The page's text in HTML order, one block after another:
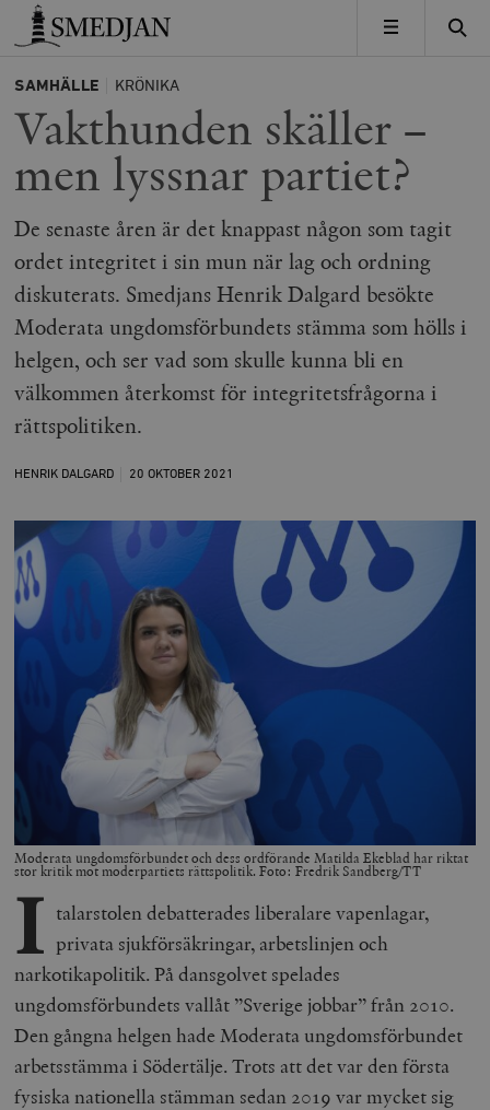
Timbro
MENY
SAMHÄLLE KRÖNIKA
Vakthunden skäller –
men lyssnar partiet?
De senaste åren är det knappast någon som tagit
ordet integritet i sin mun när lag och ordning
diskuterats. Smedjans Henrik Dalgard besökte
Moderata ungdomsförbundets stämma som hölls i
helgen, och ser vad som skulle kunna bli en
välkommen återkomst för integritetsfrågorna i
rättspolitiken.
HENRIK DALGARD 20 OKTOBER 2021
Moderata ungdomsförbundet och dess ordförande Matilda Ekeblad har riktat
stor kritik mot moderpartiets rättspolitik. Foto: Fredrik Sandberg/TT
I talarstolen debatterades liberalare vapenlagar,
privata sjukförsäkringar, arbetslinjen och
narkotikapolitik. På dansgolvet spelades
ungdomsförbundets vallåt ”Sverige jobbar” från 2010.
Den gångna helgen hade Moderata ungdomsförbundet
arbetsstämma i Södertälje. Trots att det var den första
fysiska nationella stämman sedan 2019 var mycket sig